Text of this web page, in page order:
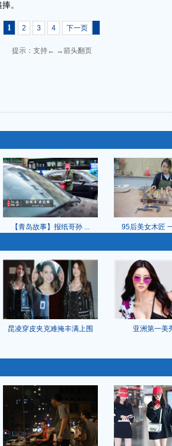
。
1 2 3 4 下一页
提示：支持← →箭头翻页
【青岛故事】报纸哥孙 ... 95后美女木匠
昆凌穿皮夹克难掩丰满上围 亚洲第一美